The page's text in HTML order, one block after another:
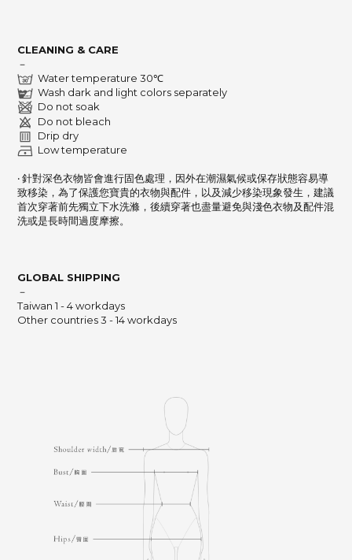
CLEANING & CARE
－
Water temperature 30℃
Wash dark and light colors separately
Do not soak
Do not bleach
Drip dry
Low temperature
‧ 針對深色衣物皆會進行固色處理，因外在潮濕氣候或保存狀態容易導
致移染，為了保護您寶貴的衣物與配件，以及減少移染現象發生，建議
首次穿著前先獨立下水洗滌，後續穿著也盡量避免與淺色衣物及配件混
洗或是長時間過度摩擦。
GLOBAL SHIPPING
－
Taiwan 1 - 4 workdays
Other countries 3 - 14 workdays